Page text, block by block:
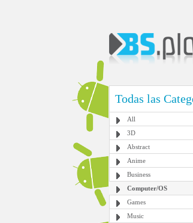
Todas las
All
3D
Abstract
Anime
Business
Computer/OS
Games
Music